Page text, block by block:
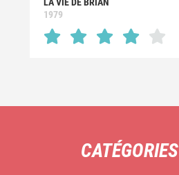
1979
CATÉGORIES